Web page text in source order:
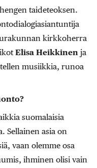
taideteoksen.
kirkkoherra
Elisa Heikkinen ja
musiikkia, runoa
suomalaisia
Sellainen asia on
vaan olemme osa
ihminen olisi vain